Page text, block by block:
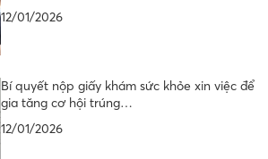
12/01/2026
Bí quyết nộp giấy khám sức khỏe xin việc để
gia tăng cơ hội trúng…
12/01/2026